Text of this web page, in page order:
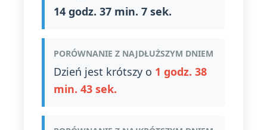
14 godz. 37 min. 7 sek.
PORÓWNANIE Z NAJDŁUŻSZYM DNIEM
Dzień jest krótszy o 1 godz. 38
min. 43 sek.